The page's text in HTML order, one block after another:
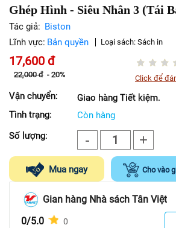
Ghép Hình - Siêu Nhân 3 (Tái
Tác giả: Biston
Lĩnh vực: Bản quyền Loại sách: Sách in
17,600 đ
22,000 đ - 20% Click để
Vận chuyển:
Giao hàng Tiết kiệm.
Tình trạng:
Còn hàng
Số lượng:
- 1 +
Mua ngay Cho vào
Gian hàng Nhà sách Tân Việt
0/5.0
0